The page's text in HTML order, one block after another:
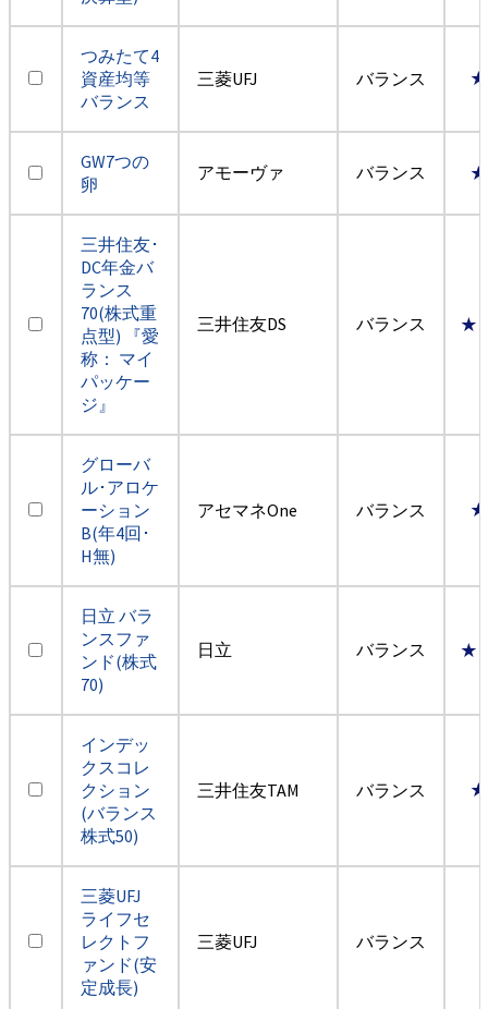
つみたて4
資産均等
バランス
三菱UFJ バランス
GW7つの
卵
アモーヴァ バランス
三井住友･
DC年金バ
ランス
70(株式重
点型) 『愛
称： マイ
パッケー
ジ』
三井住友DS バランス
グローバ
ル･アロケ
ーション
B(年4回･
H無)
アセマネOne バランス
日立 バラ
ンスファ
ンド(株式
70)
日立 バランス
インデッ
クスコレ
クション
(バランス
株式50)
三井住友TAM バランス
三菱UFJ
ライフセ
レクトフ
ァンド(安
定成長)
三菱UFJ バランス